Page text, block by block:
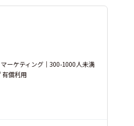
ーケティング｜300-1000人未満
有償利用